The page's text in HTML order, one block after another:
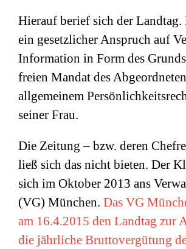
Hierauf berief sich der Landtag.
ein gesetzlicher Anspruch auf
Information in Form des
freien Mandat des
allgemeinem
seiner Frau.
Die Zeitung – bzw. deren
ließ sich das nicht bieten. Der
sich im Oktober 2013 ans
(VG) München. Das VG
am 16.4.2015 den Landtag zur
die jährliche Bruttovergütung